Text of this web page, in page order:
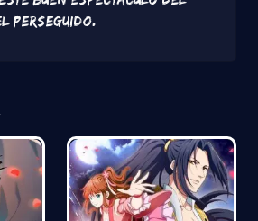
perseguido.